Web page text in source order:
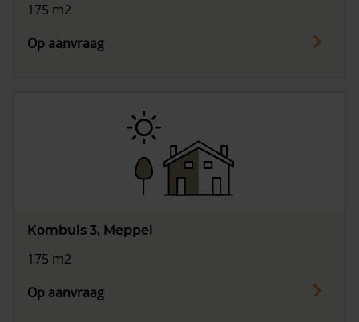
175 m2
Op aanvraag
Kombuis 3, Meppel
175 m2
Op aanvraag